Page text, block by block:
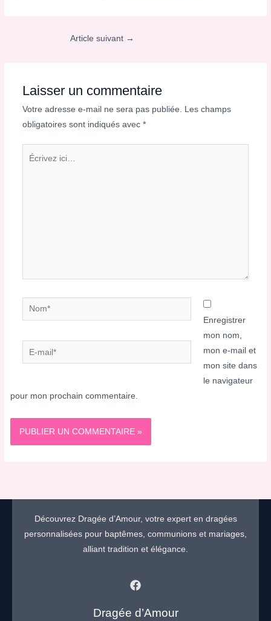
Article suivant →
Laisser un commentaire
Votre adresse e-mail ne sera pas publiée.
Les champs
obligatoires sont indiqués avec *
Écrivez
Nom*
E-
mail*
Enregistrer
mon nom,
mon e-mail et
mon site dans
le navigateur
pour mon prochain commentaire.
Découvrez Dragée d’Amour, votre expert en dragées
personnalisées pour baptêmes, communions et mariages,
alliant tradition et élégance.
Dragée d’Amour